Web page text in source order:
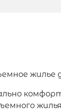
жилье